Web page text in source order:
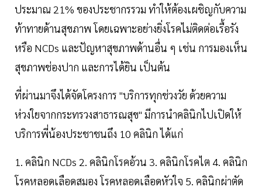
ประมาณ 21% ของประชากรรวม ทำให้ต้องเผชิญกับความ
ท้าทายด้านสุขภาพ โดยเฉพาะอย่างยิ่งโรคไม่ติดต่อเรื้อรัง
หรือ NCDs และปัญหาสุขภาพด้านอื่น ๆ เช่น การมองเห็น
สุขภาพช่องปาก และการได้ยิน เป็นต้น
ที่ผ่านมาจึงได้จัดโครงการ "บริการทุกช่วงวัย ด้วยความ
ห่วงใยจากกระทรวงสาธารณสุข" มีการนำคลินิกไปเปิดให้
บริการพี่น้องประชาชนถึง 10 คลินิก ได้แก่
1. คลินิก NCDs 2. คลินิกโรคอ้วน 3. คลินิกโรคไต 4. คลินิก
โรคหลอดเลือดสมอง โรคหลอดเลือดหัวใจ 5. คลินิกผ่าตัด